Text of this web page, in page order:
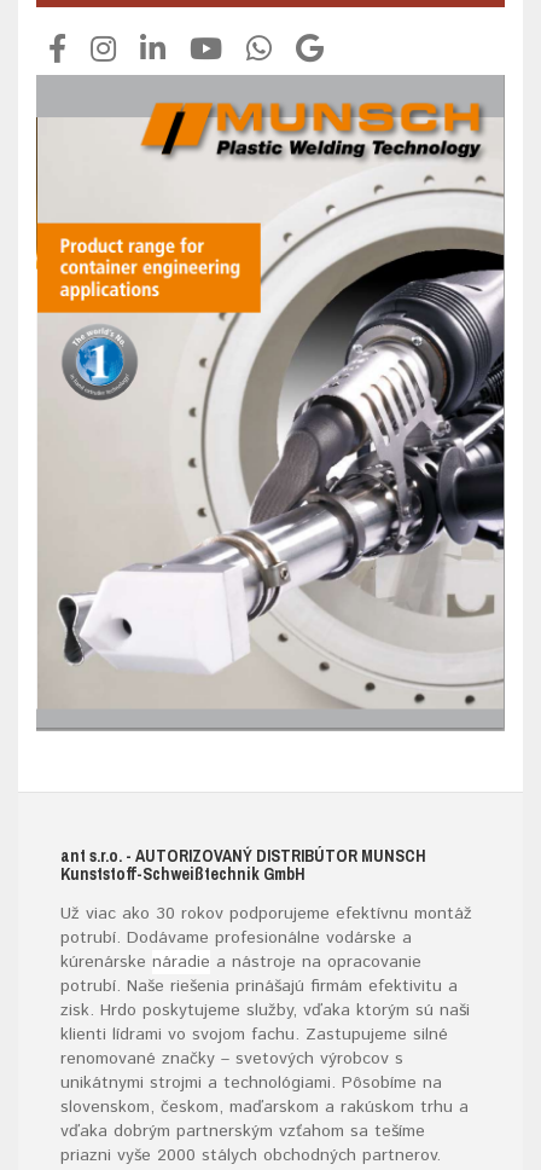
ant s.r.o. - AUTORIZOVANÝ DISTRIBÚTOR MUNSCH
Kunststoff-Schweißtechnik GmbH
Už viac ako 30 rokov podporujeme efektívnu montáž
potrubí. Dodávame profesionálne vodárske a
kúrenárske náradie a nástroje na opracovanie
potrubí. Naše riešenia prinášajú firmám efektivitu a
zisk. Hrdo poskytujeme služby, vďaka ktorým sú naši
klienti lídrami vo svojom fachu. Zastupujeme silné
renomované značky – svetových výrobcov s
unikátnymi strojmi a technológiami. Pôsobíme na
slovenskom, českom, maďarskom a rakúskom trhu a
vďaka dobrým partnerským vzťahom sa tešíme
priazni vyše 2000 stálych obchodných partnerov.